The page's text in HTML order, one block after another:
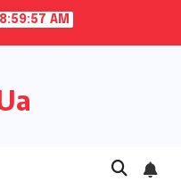
8:59:58 AM